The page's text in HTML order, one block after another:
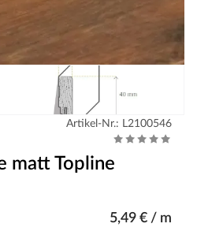
Artikel-Nr.: L2100546
matt Topline
5,49 € / m